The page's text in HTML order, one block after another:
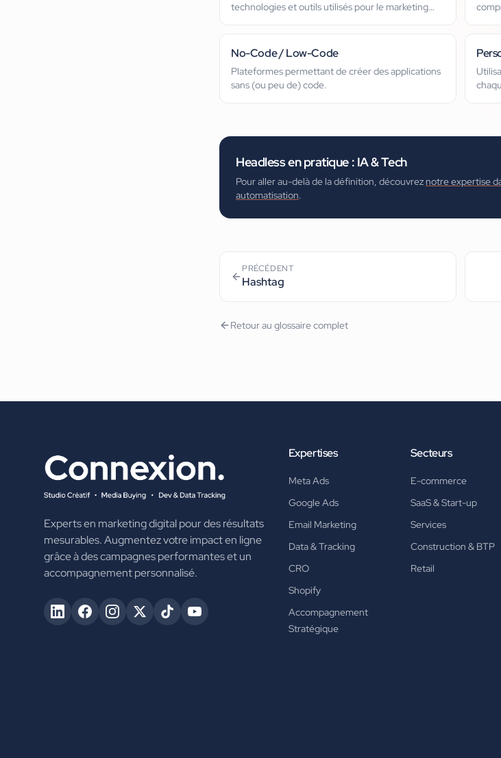
technologies et outils utilisés pour le marketing
No-Code / Low-Code
Plateformes permettant de créer des applications
sans (ou peu de) code.
Headlessen pratique : IA & Tech
Pour aller au-delà de la définition, découvrez notre expertise
automatisation.
PRÉCÉDENT
Hashtag
Retour au glossaire complet
Experts en marketing digital pour des résultats
mesurables. Augmentez votre impact en ligne
grâce à des campagnes performantes et un
accompagnement personnalisé.
Expertises
Meta Ads
Google Ads
Email Marketing
Data & Tracking
CRO
Shopify
Accompagnement
Stratégique
Secteurs
E-commerce
SaaS & Start-up
Services
Construction & BTP
Retail